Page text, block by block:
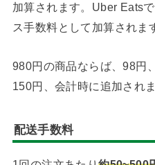
加算されます。Uber Eats
ス手数料として加算されま
980円の商品ならば、98円
150円、会計時に追加されま
配送手数料